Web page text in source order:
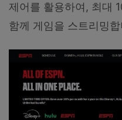
제어를 활용하여, 최대
함께 게임을 스트리밍